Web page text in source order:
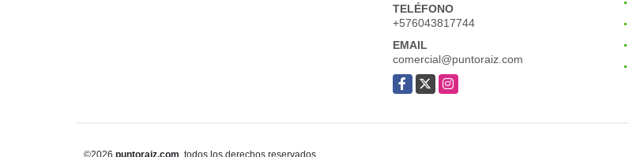
TELÉFONO
+576043817744
EMAIL
comercial@puntoraiz.com
Facebook
X Instagram
©2026 puntoraiz.com , todos los derechos reservados.